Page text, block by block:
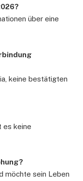
über eine
keine bestätigten
es keine
möchte sein Leben